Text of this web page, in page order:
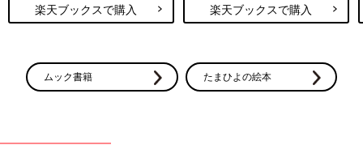
楽天ブックスで購入 楽天ブックスで購入
ムック書籍 たまひよの絵本